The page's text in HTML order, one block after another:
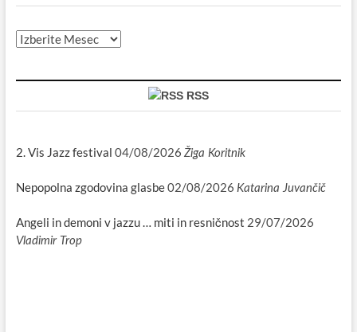
Arhiv
RSS
2. Vis Jazz festival 04/08/2026 Žiga Koritnik
Nepopolna zgodovina glasbe02/08/2026 Katarina Juvančič
Angeli in demoni v jazzu … miti in resničnost 29/07/2026
Vladimir Trop